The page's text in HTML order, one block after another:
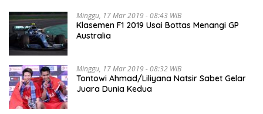
Minggu, 17 Mar 2019 - 08:43 WIB
Klasemen F1 2019 Usai Bottas Menangi GP
Australia
Minggu, 17 Mar 2019 - 08:32 WIB
Tontowi Ahmad/Liliyana Natsir Sabet Gelar
Juara Dunia Kedua